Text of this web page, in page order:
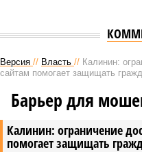
Версия // Власть // Калинин:
сайтам помогает защищать
Калинин: ограничение
помогает защищать
Барьер для